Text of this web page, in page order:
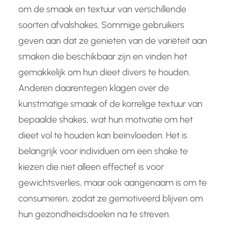
om de smaak en textuur van verschillende
soorten afvalshakes. Sommige gebruikers
geven aan dat ze genieten van de variëteit aan
smaken die beschikbaar zijn en vinden het
gemakkelijk om hun dieet divers te houden.
Anderen daarentegen klagen over de
kunstmatige smaak of de korrelige textuur van
bepaalde shakes, wat hun motivatie om het
dieet vol te houden kan beïnvloeden. Het is
belangrijk voor individuen om een shake te
kiezen die niet alleen effectief is voor
gewichtsverlies, maar ook aangenaam is om te
consumeren, zodat ze gemotiveerd blijven om
hun gezondheidsdoelen na te streven.